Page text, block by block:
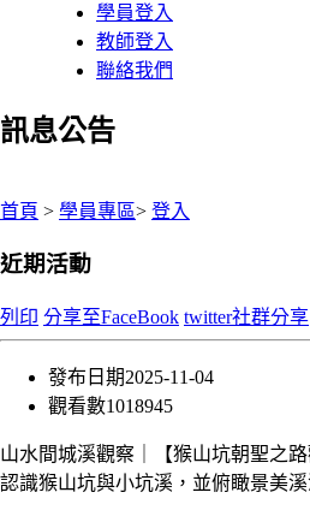
學員登入
教師登入
聯絡我們
訊息公告
首頁 > 學員專區> 登入
近期活動
列印 分享至FaceBook twitter社群分享
發布日期2025-11-04
觀看數1018945
山水間城溪觀察｜【猴山坑朝聖之
認識猴山坑與小坑溪，並俯瞰景美溪